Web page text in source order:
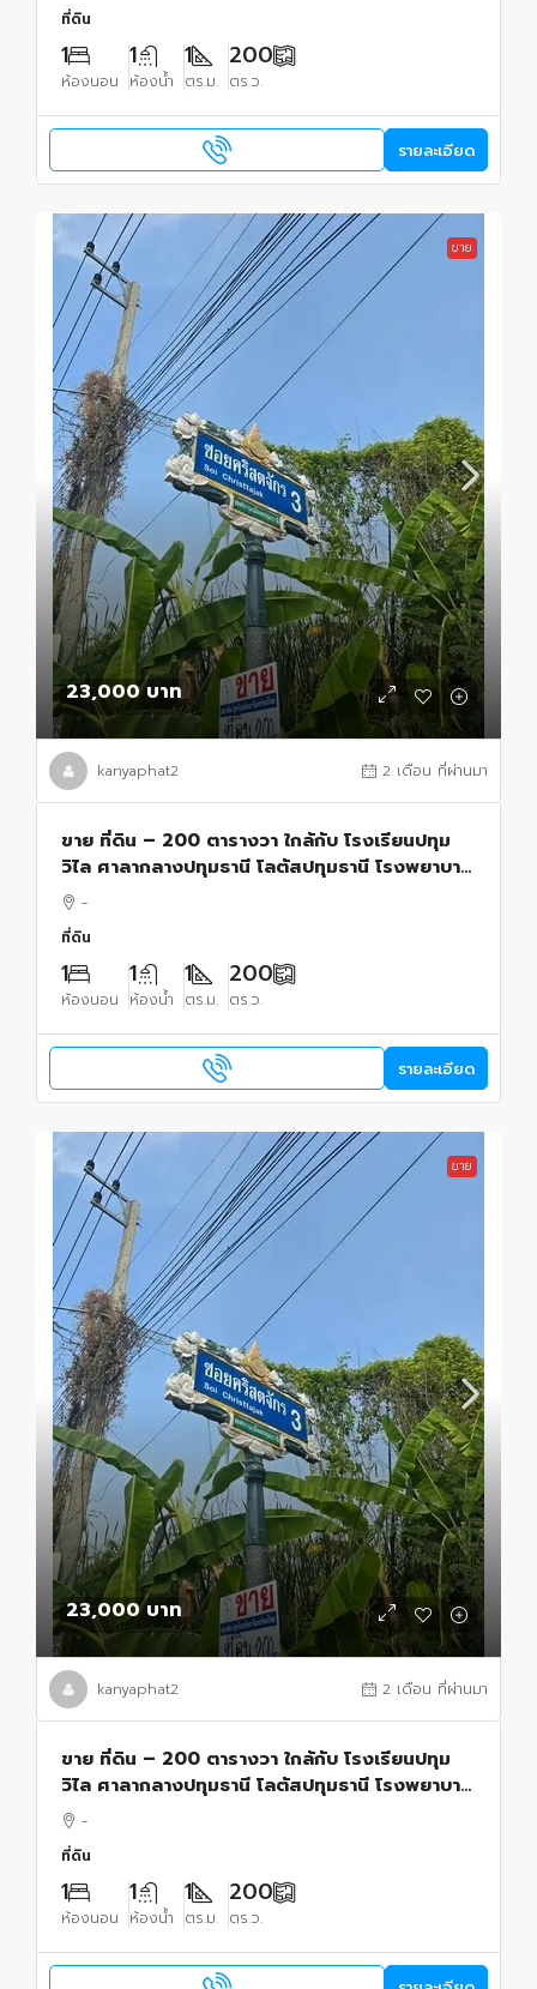
ที่ดิน
1
ห้องนอน
1
ห้องน้ำ
1
ตร.ม.
200
ตร.ว.
รายละเอียด
ขาย
23,000 บาท
kanyaphat2 2 เดือน ที่ผ่านมา
ขาย ที่ดิน – 200 ตารางวา ใกล้กับ โรงเรียนปทุม
วิไล ศาลากลางปทุมธานี โลตัสปทุมธานี โรงพยาบาล
ปทุมธานี อยู่ย่านใจกลางเมืองปทุม เขตชุมชน
-
ที่ดิน
1
ห้องนอน
1
ห้องน้ำ
1
ตร.ม.
200
ตร.ว.
รายละเอียด
ขาย
23,000 บาท
kanyaphat2 2 เดือน ที่ผ่านมา
ขาย ที่ดิน – 200 ตารางวา ใกล้กับ โรงเรียนปทุม
วิไล ศาลากลางปทุมธานี โลตัสปทุมธานี โรงพยาบาล
ปทุมธานี อยู่ย่านใจกลางเมืองปทุม เขตชุมชน
-
ที่ดิน
1
ห้องนอน
1
ห้องน้ำ
1
ตร.ม.
200
ตร.ว.